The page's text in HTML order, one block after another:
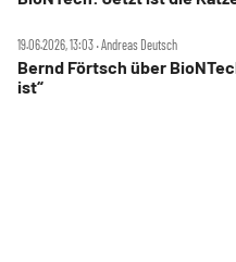
19.06.2026, 13:03 ‧ Andreas Deutsch
Bernd Förtsch über
ist“